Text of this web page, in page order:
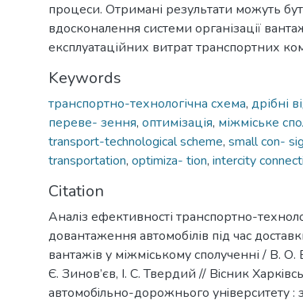
процеси. Отримані результати можуть
вдосконалення системи організації
експлуатаційних витрат транспортних
Keywords
транспортно-технологічна схема, дрібні
переве- зення, оптимізація, міжміське
transport-technological scheme, small con-
transportation, optimiza- tion, intercity
Citation
Аналіз ефективності транспортно-
довантаження автомобілів під час
вантажів у міжміському сполученні / В.
Є. Зинов’єв, І. С. Твердий // Вiсник
автомобiльно-дорожнього унiверситету :